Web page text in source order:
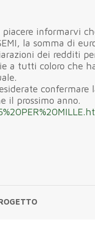
piacere informarvi
la somma di
dei redditi
a tutti coloro che
il prossimo anno.